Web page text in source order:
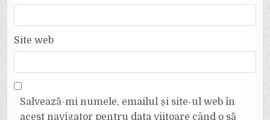
Site web
Salvează-mi numele, emailul și site-ul web în
acest navigator pentru data viitoare când o să